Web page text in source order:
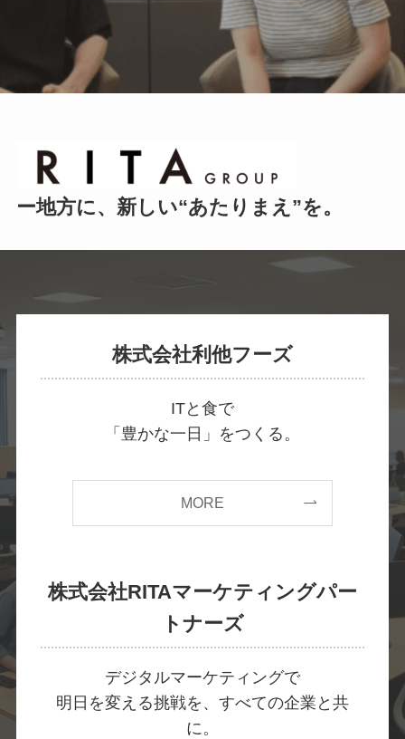
ー地方に、新しい“あたりまえ”を。
株式会社利他フーズ
ITと食で
「豊かな一日」をつくる。
MORE
株式会社RITAマーケティングパー
トナーズ
デジタルマーケティングで
明日を変える挑戦を、すべての企業と共
に。